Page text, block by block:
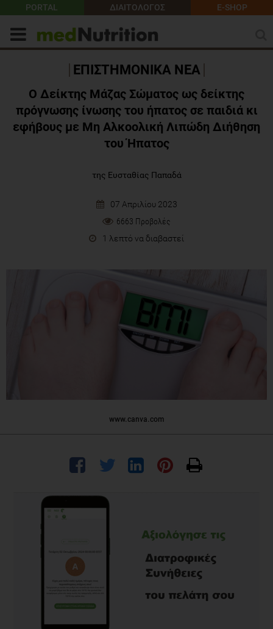
PORTAL ΔΙΑΙΤΟΛΟΓΟΣ E-SHOP
ΕΠΙΣΤΗΜΟΝΙΚΑ ΝΕΑ
Ο Δείκτης Μάζας Σώματος ως δείκτης
πρόγνωσης ίνωσης του ήπατος σε παιδιά κι
εφήβους με Μη Αλκοολική Λιπώδη Διήθηση
του Ήπατος
της Ευσταθίας Παπαδά
07 Απριλίου 2023
6663 Προβολές
1 λεπτό να διαβαστεί
www.canva.com